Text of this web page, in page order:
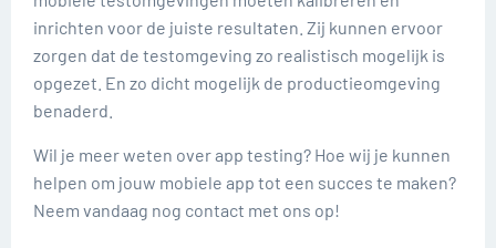
inrichten voor de juiste resultaten. Zij kunnen ervoor
zorgen dat de testomgeving zo realistisch mogelijk is
opgezet. En zo dicht mogelijk de productieomgeving
benaderd.
Wil je meer weten over app testing? Hoe wij je kunnen
helpen om jouw mobiele app tot een succes te maken?
Neem vandaag nog contact met ons op!